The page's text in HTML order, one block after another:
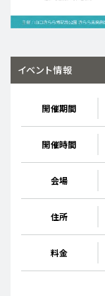
イベント情報
開催期間
開催時間
会場
住所
料金